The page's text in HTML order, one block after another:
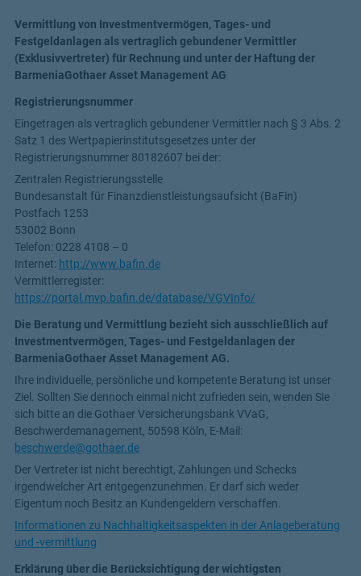
Vermittlung von Investmentvermögen, Tages- und
Festgeldanlagen als vertraglich gebundener Vermittler
(Exklusivvertreter) für Rechnung und unter der Haftung der
BarmeniaGothaer Asset Management AG
Registrierungsnummer
Eingetragen als vertraglich gebundener Vermittler nach § 3 Abs. 2
Satz 1 des Wertpapierinstitutsgesetzes unter der
Registrierungsnummer 80182607 bei der:
Zentralen Registrierungsstelle
Bundesanstalt für Finanzdienstleistungsaufsicht (BaFin)
Postfach 1253
53002 Bonn
Telefon: 0228 4108 – 0
Internet: http://www.bafin.de
Vermittlerregister:
https://portal.mvp.bafin.de/database/VGVInfo/
Die Beratung und Vermittlung bezieht sich ausschließlich auf
Investmentvermögen, Tages- und Festgeldanlagen der
BarmeniaGothaer Asset Management AG.
Ihre individuelle, persönliche und kompetente Beratung ist unser
Ziel. Sollten Sie dennoch einmal nicht zufrieden sein, wenden Sie
sich bitte an die Gothaer Versicherungsbank VVaG,
Beschwerdemanagement, 50598 Köln, E-Mail:
beschwerde@gothaer.de
Der Vertreter ist nicht berechtigt, Zahlungen und Schecks
irgendwelcher Art entgegenzunehmen. Er darf sich weder
Eigentum noch Besitz an Kundengeldern verschaffen.
Informationen zu Nachhaltigkeitsaspekten in der Anlageberatung
und -vermittlung
Erklärung über die Berücksichtigung der wichtigsten